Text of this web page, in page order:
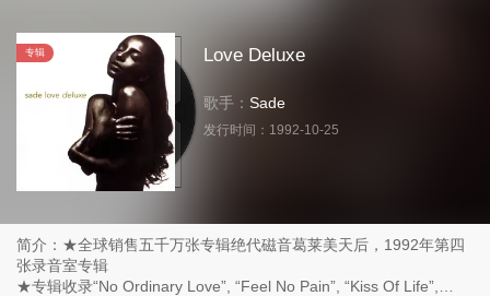
专辑 Love Deluxe
歌手： Sade
发行时间： 1992-10-25
简介：★全球销售五千万张专辑绝代磁音葛莱美天后，1992年第四
张录音室专辑
★专辑收录“No Ordinary Love”, “Feel No Pain”, “Kiss Of Life”,